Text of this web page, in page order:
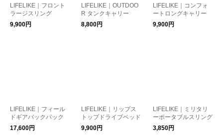
LIFELIKE｜フロント
ラージスリング
9,900円
LIFELIKE｜OUTDOO
R タンクキャリー
8,800円
LIFELIKE｜コンフォ
ートロングキャリー
9,900円
LIFELIKE｜フィール
ドギアバックパック
17,600円
LIFELIKE｜リップス
トップドライブベッド
9,900円
LIFELIKE｜ミリタリ
ーポータブルスリング
3,850円